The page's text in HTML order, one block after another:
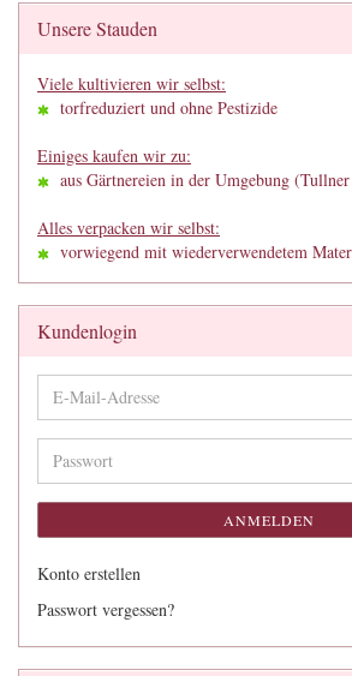
Unsere Stauden
Viele kultivieren wir selbst:
torfreduziert und ohne Pestizide
Einiges kaufen wir zu:
aus Gärtnereien in der Umgebung
Alles verpacken wir selbst:
vorwiegend mit wiederverwendetem
Kundenlogin
E-
Mail-
Adresse
Passwort
ANMELDEN
Konto erstellen
Passwort vergessen?